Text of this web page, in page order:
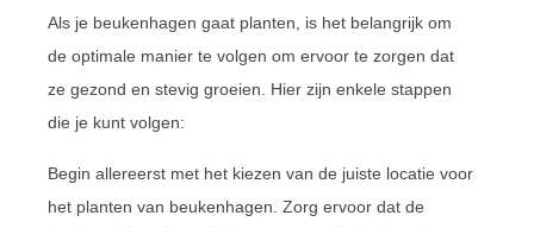
Als je beukenhagen gaat planten, is het belangrijk om
de optimale manier te volgen om ervoor te zorgen dat
ze gezond en stevig groeien. Hier zijn enkele stappen
die je kunt volgen:
Begin allereerst met het kiezen van de juiste locatie voor
het planten van beukenhagen. Zorg ervoor dat de